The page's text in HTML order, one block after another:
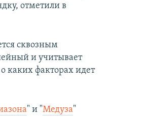
отметили в
сквозным
и учитывает
каких факторах идет
" и "Медуза"